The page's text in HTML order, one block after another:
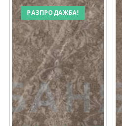
РАЗПРОДАЖБА!